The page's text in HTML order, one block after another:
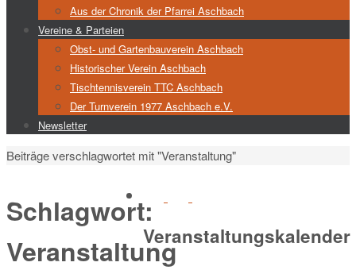
Aus der Chronik der Pfarrei Aschbach
Vereine & Parteien
Obst- und Gartenbauverein Aschbach
Historischer Verein Aschbach
Tischtennisverein TTC Aschbach
Der Turnverein 1977 Aschbach e.V.
Newsletter
Start
Beiträge verschlagwortet mit "Veranstaltung"
Schlagwort:
VeranstaltungVeranstaltungskalender